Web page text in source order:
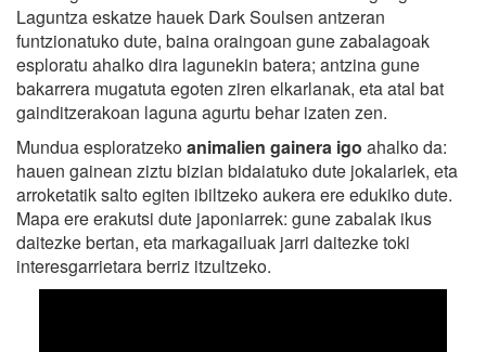
Laguntza eskatze hauek Dark Soulsen antzeran
funtzionatuko dute, baina oraingoan gune zabalagoak
esploratu ahalko dira lagunekin batera; antzina gune
bakarrera mugatuta egoten ziren elkarlanak, eta atal bat
gainditzerakoan laguna agurtu behar izaten zen.
Mundua esploratzekoanimalien gainera igo ahalko da:
hauen gainean ziztu bizian bidaiatuko dute jokalariek, eta
arroketatik salto egiten ibiltzeko aukera ere edukiko dute.
Mapa ere erakutsi dute japoniarrek: gune zabalak ikus
daitezke bertan, eta markagailuak jarri daitezke toki
interesgarrietara berriz itzultzeko.